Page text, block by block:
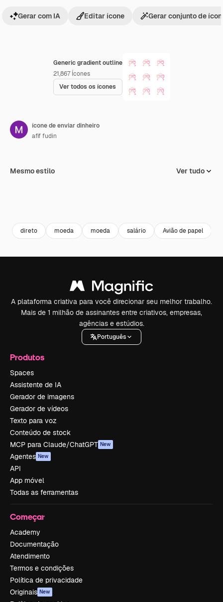
Generic gradient outline
21,867 Ícones
Ver todos os ícones
Gerar com IA Editar ícone Gerar conjunto de
ícone de enviar dinheiro
afif fudin
Mesmo estilo Ver tudo
direto moeda moeda salário Avião de papel
A plataforma criativa para você direcionar seu melhor trabalho.
Mais de 1 milhão de assinantes entre criativos, empresas,
agências e estúdios.
Português
Produtos
Spaces
Assistente de IA
Gerador de imagens
Gerador de vídeos
Texto para voz
Conteúdo de stock
MCP para Claude/ChatGPT New
Agentes New
API
App móvel
Todas as ferramentas
Começar
Academy
Documentação
Atendimento
Termos e condições
Política de privacidade
Originais New